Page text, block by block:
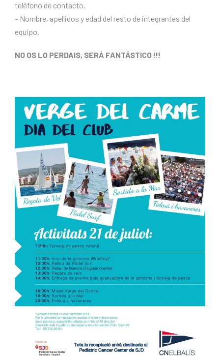
teléfono de contacto.
– Nombre, apellidos y edad del resto de integrantes del
equipo.
NO OS LO PERDAIS, SERÁ FANTÁSTICO !!!